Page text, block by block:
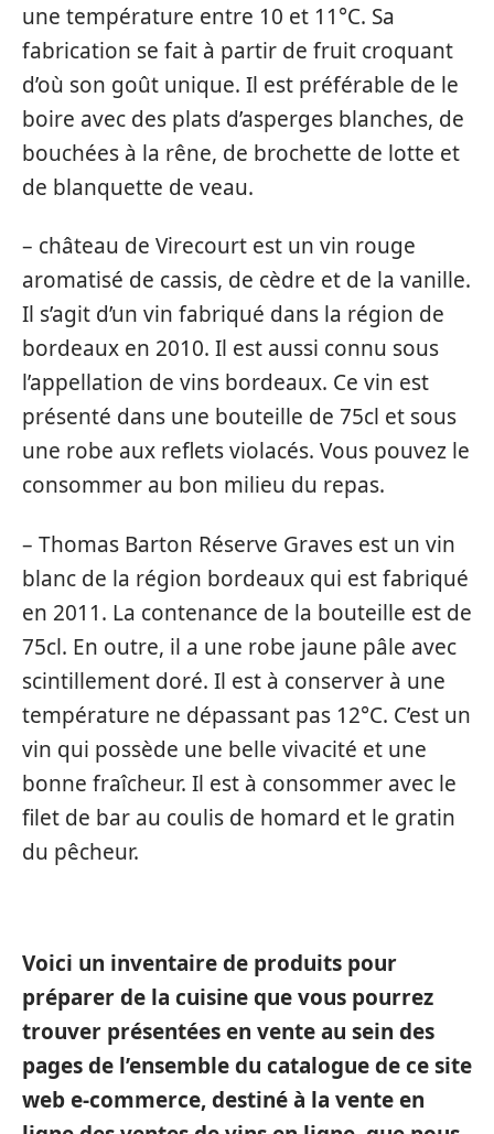
une température entre 10 et 11°C. Sa
fabrication se fait à partir de fruit croquant
d’où son goût unique. Il est préférable de le
boire avec des plats d’asperges blanches, de
bouchées à la rêne, de brochette de lotte et
de blanquette de veau.
– château de Virecourt est un vin rouge
aromatisé de cassis, de cèdre et de la vanille.
Il s’agit d’un vin fabriqué dans la région de
bordeaux en 2010. Il est aussi connu sous
l’appellation de vins bordeaux. Ce vin est
présenté dans une bouteille de 75cl et sous
une robe aux reflets violacés. Vous pouvez le
consommer au bon milieu du repas.
– Thomas Barton Réserve Graves est un vin
blanc de la région bordeaux qui est fabriqué
en 2011. La contenance de la bouteille est de
75cl. En outre, il a une robe jaune pâle avec
scintillement doré. Il est à conserver à une
température ne dépassant pas 12°C. C’est un
vin qui possède une belle vivacité et une
bonne fraîcheur. Il est à consommer avec le
filet de bar au coulis de homard et le gratin
du pêcheur.
Voici un inventaire de produits pour
préparer de la cuisine que vous pourrez
trouver présentées en vente au sein des
pages de l’ensemble du catalogue de ce site
web e-commerce, destiné à la vente en